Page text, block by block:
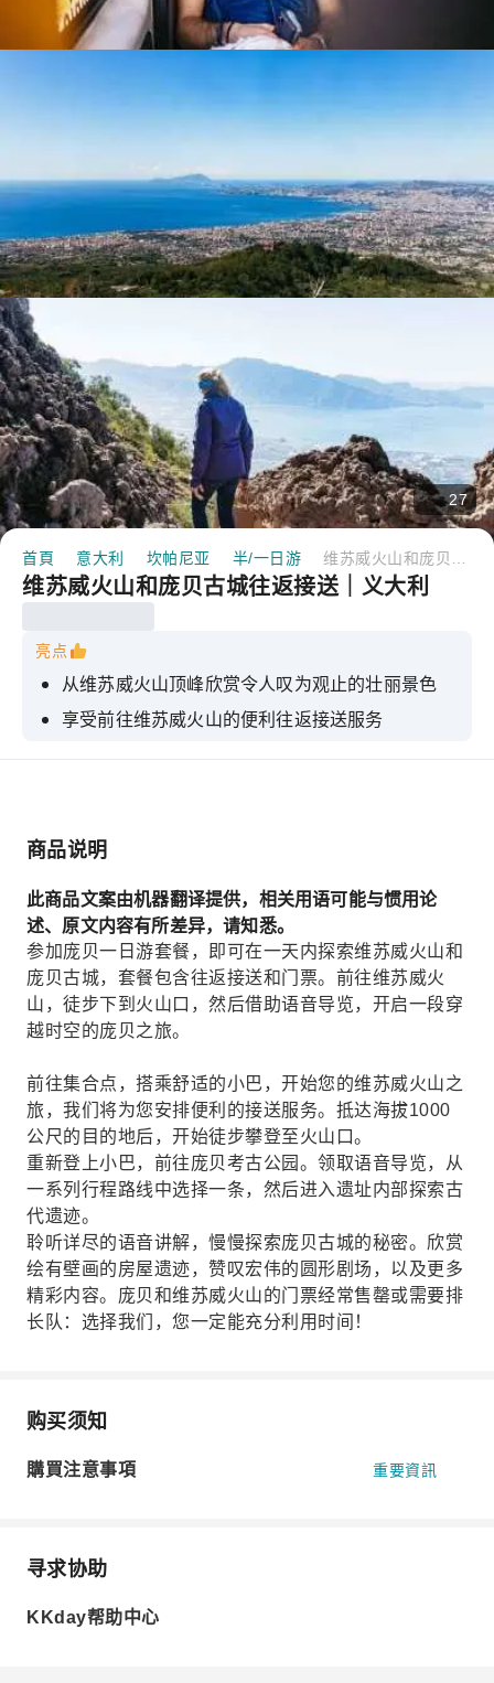
27
首頁 意大利 坎帕尼亚 半/一日游
维苏威火山和庞贝古城往返接送｜义大利
亮点
从维苏威火山顶峰欣赏令人叹为观止的壮丽景色
享受前往维苏威火山的便利往返接送服务
按照自己的步调探索著名的庞贝考古公园
商品说明
此商品文案由机器翻译提供，相关用语可能与惯用论
述、原文内容有所差异，请知悉。
参加庞贝一日游套餐，即可在一天内探索维苏威火山和
庞贝古城，套餐包含往返接送和门票。前往维苏威火
山，徒步下到火山口，然后借助语音导览，开启一段穿
越时空的庞贝之旅。
前往集合点，搭乘舒适的小巴，开始您的维苏威火山之
旅，我们将为您安排便利的接送服务。抵达海拔1000
公尺的目的地后，开始徒步攀登至火山口。
重新登上小巴，前往庞贝考古公园。领取语音导览，从
一系列行程路线中选择一条，然后进入遗址内部探索古
代遗迹。
聆听详尽的语音讲解，慢慢探索庞贝古城的秘密。欣赏
绘有壁画的房屋遗迹，赞叹宏伟的圆形剧场，以及更多
精彩内容。庞贝和维苏威火山的门票经常售罄或需要排
长队：选择我们，您一定能充分利用时间！
购买须知
購買注意事項 重要資訊
寻求协助
KKday帮助中心